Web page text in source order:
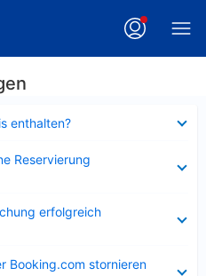
enthalten?
Reservierung
erfolgreich
Booking.com stornieren